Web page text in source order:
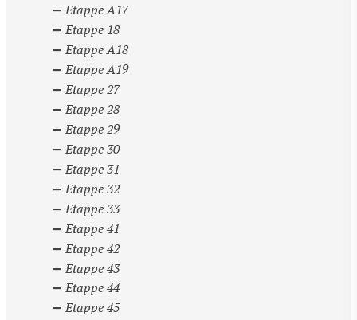
Etappe A17
Etappe 18
Etappe A18
Etappe A19
Etappe 27
Etappe 28
Etappe 29
Etappe 30
Etappe 31
Etappe 32
Etappe 33
Etappe 41
Etappe 42
Etappe 43
Etappe 44
Etappe 45